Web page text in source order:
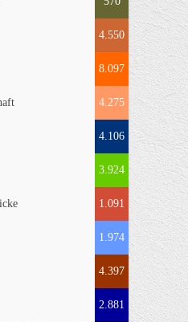
4.550
8.097
4.275
4.106
3.924
1.091
1.974
4.397
2.881